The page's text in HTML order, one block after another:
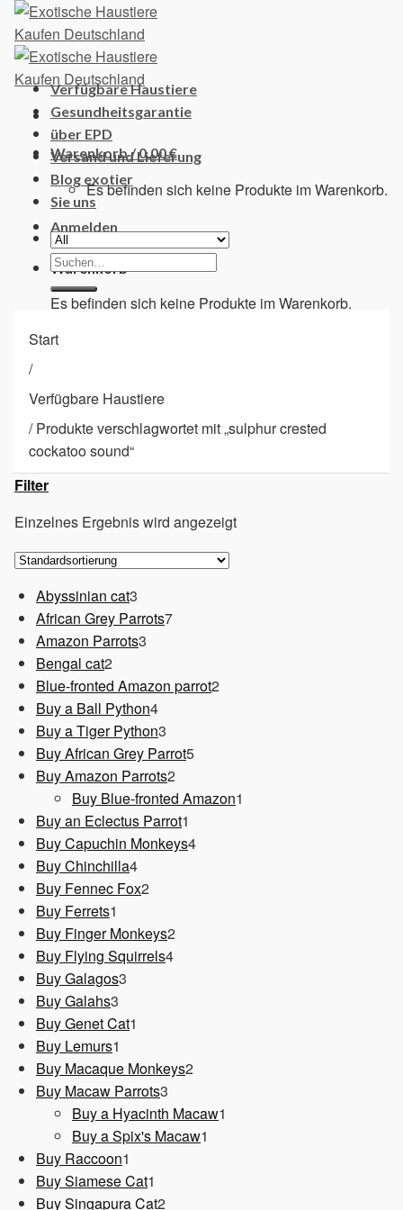
Skip
content
Warenkorb /0,00€
Es befinden sich keine Produkte im Warenkorb.
Anmelden
Warenkorb
Es befinden sich keine Produkte im Warenkorb.
Verfügbare Haustiere
Gesundheitsgarantie
über EPD
Versand und Lieferung
Blog exotier
Sie uns
Suchen
nach:
Start
/
Verfügbare Haustiere
/Produkte verschlagwortet mit „sulphur crested
cockatoo sound“
Filter
Einzelnes Ergebnis wird angezeigt
Abyssinian cat3
Produkte
African Grey Parrots77
Amazon Parrots3
Bengal cat22
Produkte
Blue-fronted Amazon parrot22
Buy a Ball Python44
Produkte
Buy a Tiger Python3
Produkte
Buy African Grey Parrot55
Buy Amazon Parrots22
Produkte
Buy Blue-fronted Amazon1
Buy an Eclectus Parrot1
Produkt
Buy Capuchin Monkeys44
Buy Chinchilla44
Produkte
Buy Fennec Fox22
Buy Ferrets1
Produkt
Buy Finger Monkeys22
Buy Flying Squirrels44
Buy Galagos3
Buy Galahs3
Produkte
Buy Genet Cat1
Buy Lemurs1
Produkt
Buy Macaque Monkeys22
Buy Macaw Parrots3
Produkte
Buy a Hyacinth Macaw1
Buy a Spix's Macaw1
Buy Raccoon1
Produkt
Buy Siamese Cat1
Produkt
Buy Singapura Cat22